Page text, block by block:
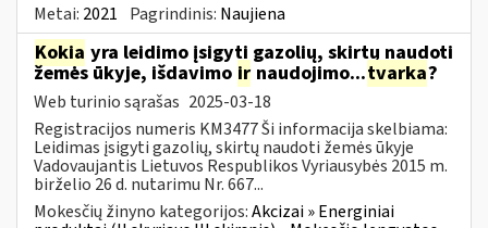
Metai: 2021 Pagrindinis: Naujiena
Kokia yra leidimo įsigyti gazolių, skirtų naudoti
žemės ūkyje, išdavimo ir naudojimo...tvarka?
Web turinio sąrašas 2025-03-18
Registracijos numeris KM3477 Ši informacija skelbiama:
Leidimas įsigyti gazolių, skirtų naudoti žemės ūkyje
Vadovaujantis Lietuvos Respublikos Vyriausybės 2015 m.
birželio 26 d. nutarimu Nr. 667...
Mokesčių žinyno kategorijos:Akcizai » Energiniai